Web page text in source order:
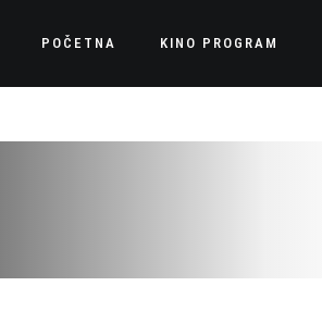
POČETNA KINO PROGRAM